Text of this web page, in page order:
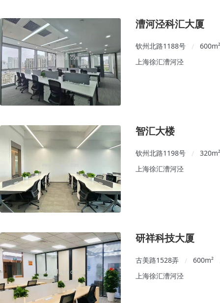
漕河泾科汇大厦
钦州北路1188号 / 600
上海徐汇漕河泾
智汇大楼
钦州北路1198号 / 320
上海徐汇漕河泾
研祥科技大厦
古美路1528弄 / 600m²
上海徐汇漕河泾